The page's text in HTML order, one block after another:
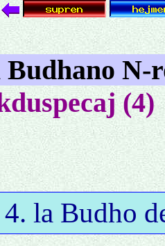
N-
(4)
4. la Budho